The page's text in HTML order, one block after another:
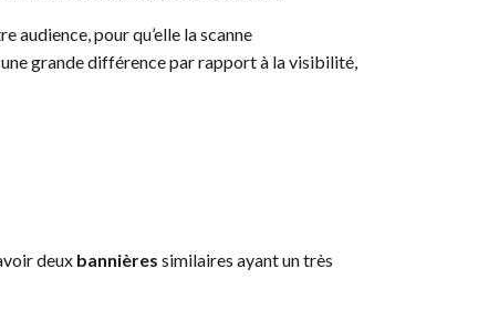
audience, pour qu’elle la scanne
grande différence par rapport à la visibilité,
deux bannières similaires ayant un très